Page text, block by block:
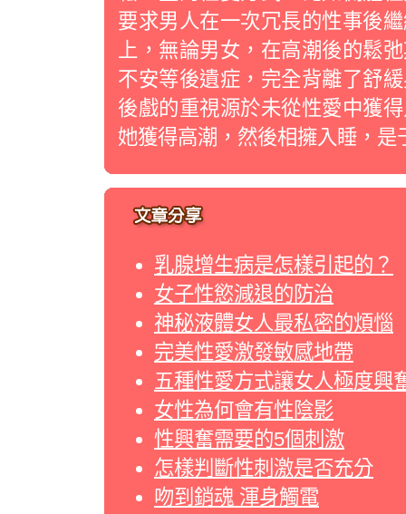
要求男人在一次冗長的性事後
上，無論男女，在高潮後的鬆
不安等後遺症，完全背離了舒
後戲的重視源於未從性愛中獲
她獲得高潮，然後相擁入睡，
乳腺增生病是怎樣引起的？
女子性慾減退的防治
神秘液體女人最私密的煩惱
完美性愛激發敏感地帶
五種性愛方式讓女人極度興
女性為何會有性陰影
性興奮需要的5個刺激
怎樣判斷性刺激是否充分
吻到銷魂 渾身觸電